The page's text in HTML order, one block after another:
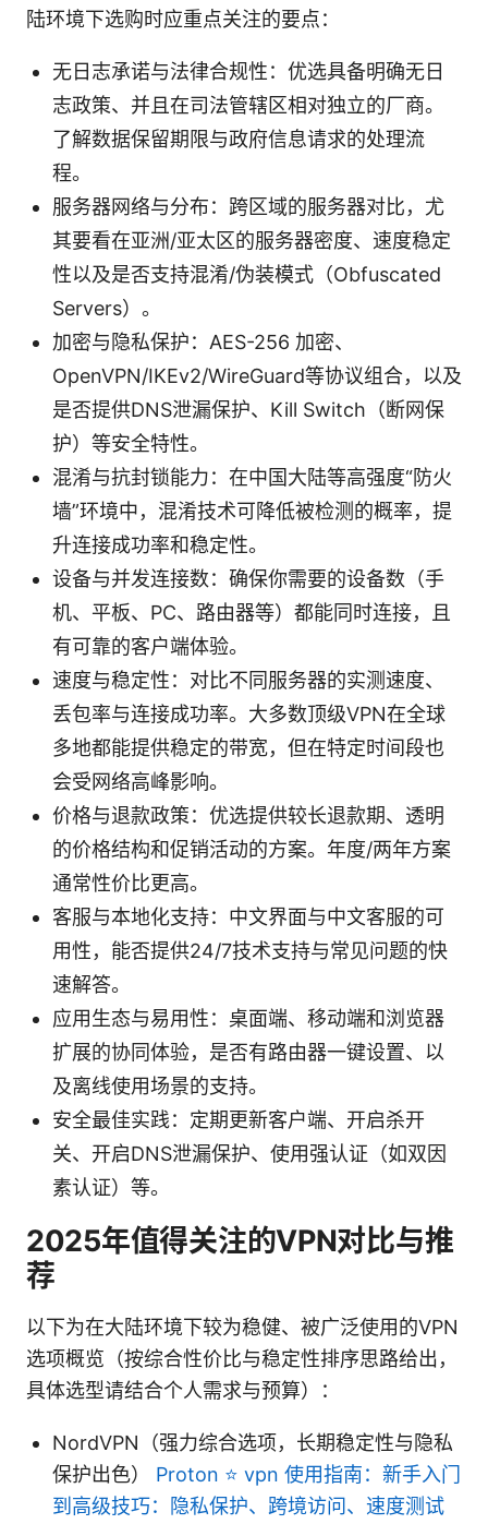
陆环境下选购时应重点关注的要点：
无日志承诺与法律合规性：优选具备明确无日
志政策、并且在司法管辖区相对独立的厂商。
了解数据保留期限与政府信息请求的处理流
程。
服务器网络与分布：跨区域的服务器对比，尤
其要看在亚洲/亚太区的服务器密度、速度稳定
性以及是否支持混淆/伪装模式（Obfuscated
Servers）。
加密与隐私保护：AES-256 加密、
OpenVPN/IKEv2/WireGuard等协议组合，以及
是否提供DNS泄漏保护、Kill Switch（断网保
护）等安全特性。
混淆与抗封锁能力：在中国大陆等高强度“防火
墙”环境中，混淆技术可降低被检测的概率，提
升连接成功率和稳定性。
设备与并发连接数：确保你需要的设备数（手
机、平板、PC、路由器等）都能同时连接，且
有可靠的客户端体验。
速度与稳定性：对比不同服务器的实测速度、
丢包率与连接成功率。大多数顶级VPN在全球
多地都能提供稳定的带宽，但在特定时间段也
会受网络高峰影响。
价格与退款政策：优选提供较长退款期、透明
的价格结构和促销活动的方案。年度/两年方案
通常性价比更高。
客服与本地化支持：中文界面与中文客服的可
用性，能否提供24/7技术支持与常见问题的快
速解答。
应用生态与易用性：桌面端、移动端和浏览器
扩展的协同体验，是否有路由器一键设置、以
及离线使用场景的支持。
安全最佳实践：定期更新客户端、开启杀开
关、开启DNS泄漏保护、使用强认证（如双因
素认证）等。
2025年值得关注的VPN对比与推
荐
以下为在大陆环境下较为稳健、被广泛使用的VPN
选项概览（按综合性价比与稳定性排序思路给出，
具体选型请结合个人需求与预算）：
NordVPN（强力综合选项，长期稳定性与隐私
保护出色） Proton ⭐ vpn 使用指南：新手入门
到高级技巧：隐私保护、跨境访问、速度测试